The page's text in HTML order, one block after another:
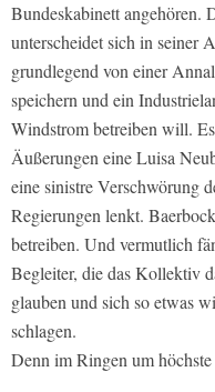
Bundeskabinett angehören.
unterscheidet sich in seiner
grundlegend von einer
speichern und ein
Windstrom betreiben will.
Äußerungen eine Luisa
eine sinistre Verschwörung
Regierungen lenkt.
betreiben. Und vermutlich
Begleiter, die das Kollektiv
glauben und sich so etwas
schlagen.
Denn im Ringen um